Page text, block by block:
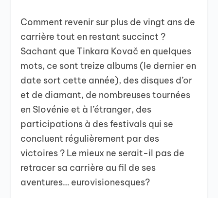
Comment revenir sur plus de vingt ans de
carrière tout en restant succinct ?
Sachant que Tinkara Kovač en quelques
mots, ce sont treize albums (le dernier en
date sort cette année), des disques d’or
et de diamant, de nombreuses tournées
en Slovénie et à l’étranger, des
participations à des festivals qui se
concluent régulièrement par des
victoires ? Le mieux ne serait-il pas de
retracer sa carrière au fil de ses
aventures… eurovisionesques?